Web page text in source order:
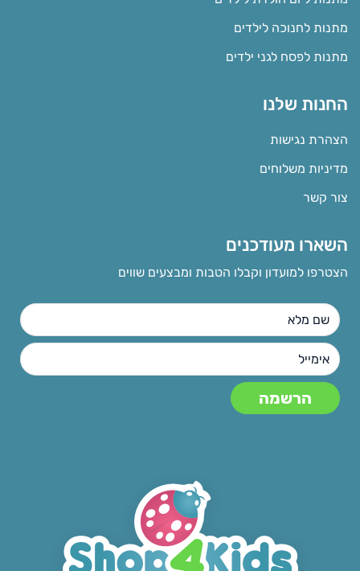
מתנות לחנוכה לילדים
מתנות לפסח לגני ילדים
החנות שלנו
הצהרת נגישות
מדיניות משלוחים
צור קשר
השארו מעודכנים
הצטרפו למועדון וקבלו הטבות ומבצעים שווים